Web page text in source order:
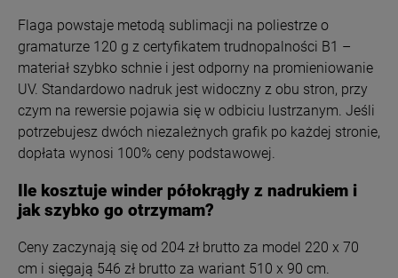
Flaga powstaje metodą sublimacji na poliestrze o
gramaturze 120 g z certyfikatem trudnopalności B1 –
materiał szybko schnie i jest odporny na promieniowanie
UV. Standardowo nadruk jest widoczny z obu stron, przy
czym na rewersie pojawia się w odbiciu lustrzanym. Jeśli
potrzebujesz dwóch niezależnych grafik po każdej stronie,
dopłata wynosi 100% ceny podstawowej.
Ile kosztuje winder półokrągły z nadrukiem i
jak szybko go otrzymam?
Ceny zaczynają się od 204 zł brutto za model 220 x 70
cm i sięgają 546 zł brutto za wariant 510 x 90 cm.